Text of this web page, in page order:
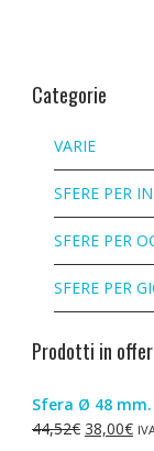
Categorie
VARIE
SFERE PER
SFERE PER
SFERE PER
Prodotti in
Sfera Ø 48 mm.
44,52€ Il
38,00€Il